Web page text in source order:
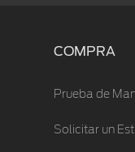
COMPRA
Prueba de
Solicitar un